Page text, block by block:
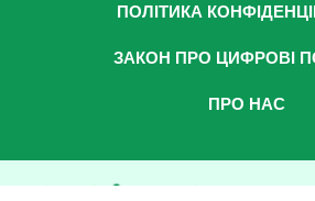
ПОЛІТИКА
ЗАКОН ПРО ЦИФРОВІ
ПРО НАС